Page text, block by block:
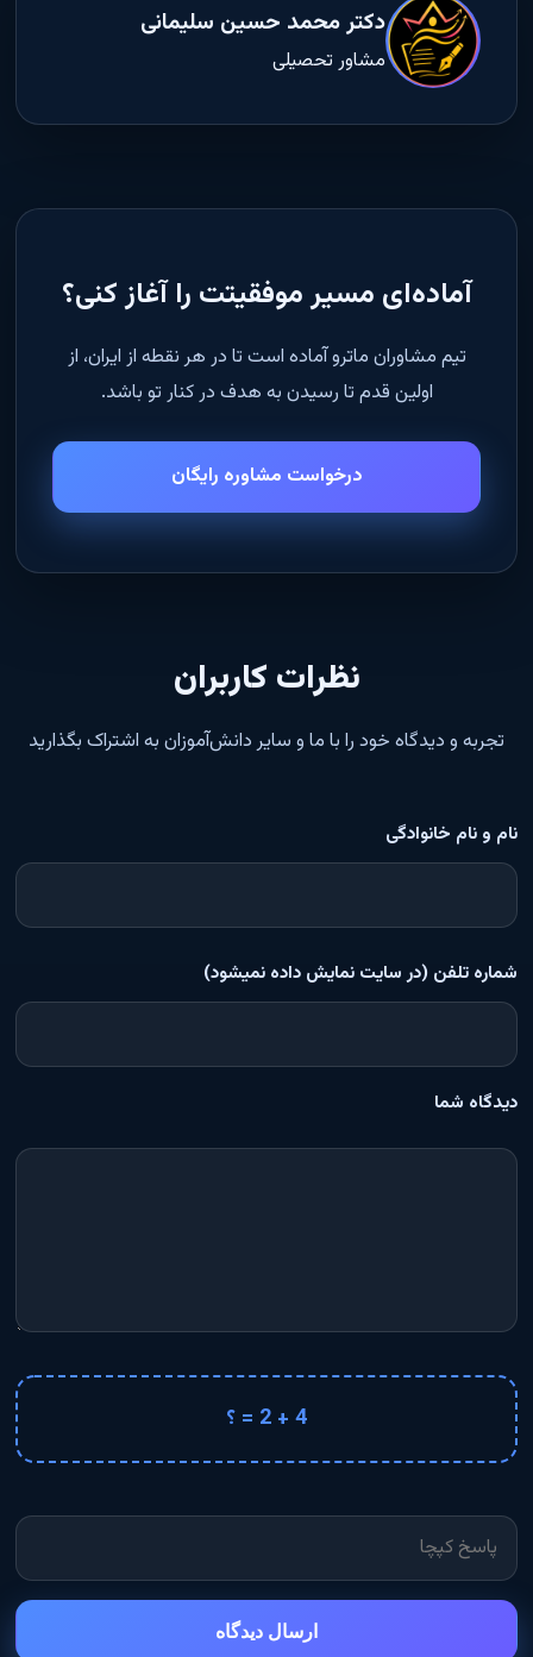
دکتر محمد حسین سلیمانی
مشاور تحصیلی
آماده‌ای مسیر موفقیتت را آغاز کنی؟
تیم مشاوران ماترو آماده است تا در هر نقطه از ایران، از
اولین قدم تا رسیدن به هدف در کنار تو باشد.
درخواست مشاوره رایگان
نظرات کاربران
تجربه و دیدگاه خود را با ما و سایر دانش‌آموزان به اشتراک بگذارید
نام و نام خانوادگی
شماره تلفن (در سایت نمایش داده نمیشود)
دیدگاه شما
4 + 2 = ؟
ارسال دیدگاه